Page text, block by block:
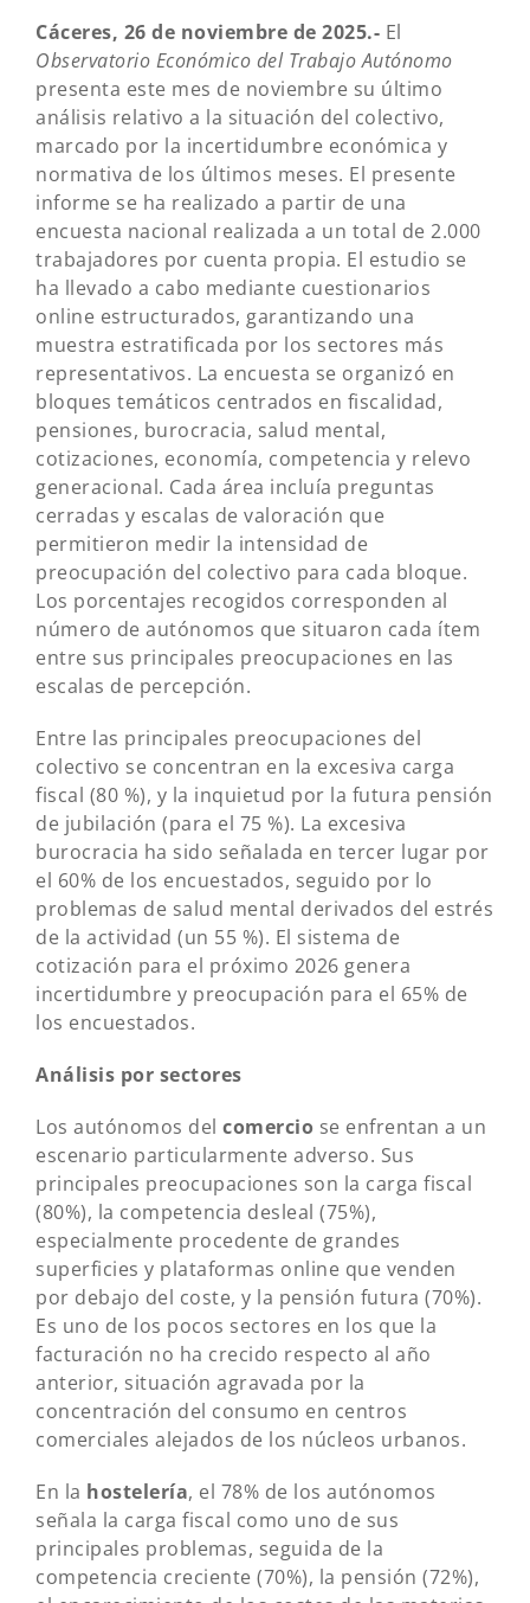
Cáceres, 26 de noviembre de 2025.- El
Observatorio Económico del Trabajo Autónomo
presenta este mes de noviembre su último
análisis relativo a la situación del colectivo,
marcado por la incertidumbre económica y
normativa de los últimos meses. El presente
informe se ha realizado a partir de una
encuesta nacional realizada a un total de 2.000
trabajadores por cuenta propia. El estudio se
ha llevado a cabo mediante cuestionarios
online estructurados, garantizando una
muestra estratificada por los sectores más
representativos. La encuesta se organizó en
bloques temáticos centrados en fiscalidad,
pensiones, burocracia, salud mental,
cotizaciones, economía, competencia y relevo
generacional. Cada área incluía preguntas
cerradas y escalas de valoración que
permitieron medir la intensidad de
preocupación del colectivo para cada bloque.
Los porcentajes recogidos corresponden al
número de autónomos que situaron cada ítem
entre sus principales preocupaciones en las
escalas de percepción.
Entre las principales preocupaciones del
colectivo se concentran en la excesiva carga
fiscal (80 %), y la inquietud por la futura pensión
de jubilación (para el 75 %). La excesiva
burocracia ha sido señalada en tercer lugar por
el 60% de los encuestados, seguido por lo
problemas de salud mental derivados del estrés
de la actividad (un 55 %). El sistema de
cotización para el próximo 2026 genera
incertidumbre y preocupación para el 65% de
los encuestados.
Análisis por sectores
Los autónomos del comercio se enfrentan a un
escenario particularmente adverso. Sus
principales preocupaciones son la carga fiscal
(80%), la competencia desleal (75%),
especialmente procedente de grandes
superficies y plataformas online que venden
por debajo del coste, y la pensión futura (70%).
Es uno de los pocos sectores en los que la
facturación no ha crecido respecto al año
anterior, situación agravada por la
concentración del consumo en centros
comerciales alejados de los núcleos urbanos.
En la hostelería, el 78% de los autónomos
señala la carga fiscal como uno de sus
principales problemas, seguida de la
competencia creciente (70%), la pensión (72%),